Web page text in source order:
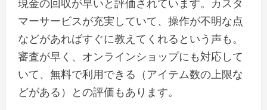
現金の回収が早いと評価されています。カスタ
マーサービスが充実していて、操作が不明な点
などがあればすぐに教えてくれるという声も。
審査が早く、オンラインショップにも対応して
いて、無料で利用できる（アイテム数の上限な
どがある）との評価もあります。